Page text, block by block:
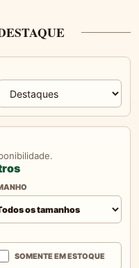
SOMENTE EM ESTOQUE